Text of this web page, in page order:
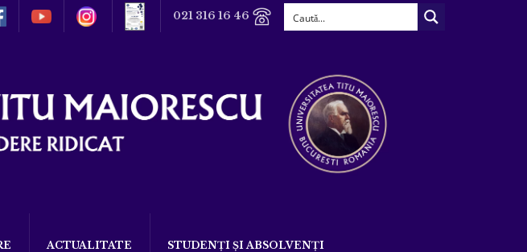
021 316 16 46
ACTUALITATE STUDENȚI ȘI ABSOLVENȚI